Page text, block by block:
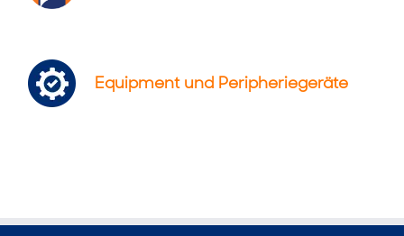
Equipment und Peripheriegeräte